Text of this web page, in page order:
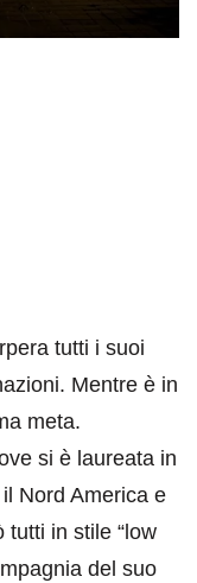
tutti i suoi
Mentre è in
meta.
si è laureata in
Nord America e
tutti in stile “low
del suo